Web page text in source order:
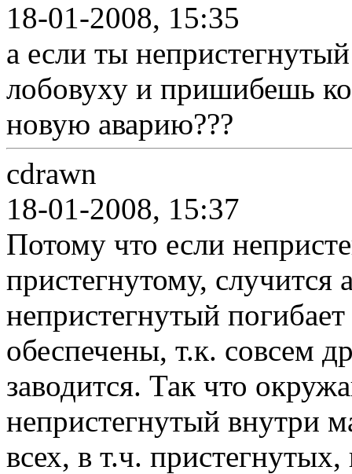
18-01-2008, 15:35
а если ты
лобовуху и пришибешь
новую аварию???
cdrawn
18-01-2008, 15:37
Потому что если
пристегнутому, случится
непристегнутый
обеспечены, т.к. совсем
заводится. Так что
непристегнутый внутри
всех, в т.ч.